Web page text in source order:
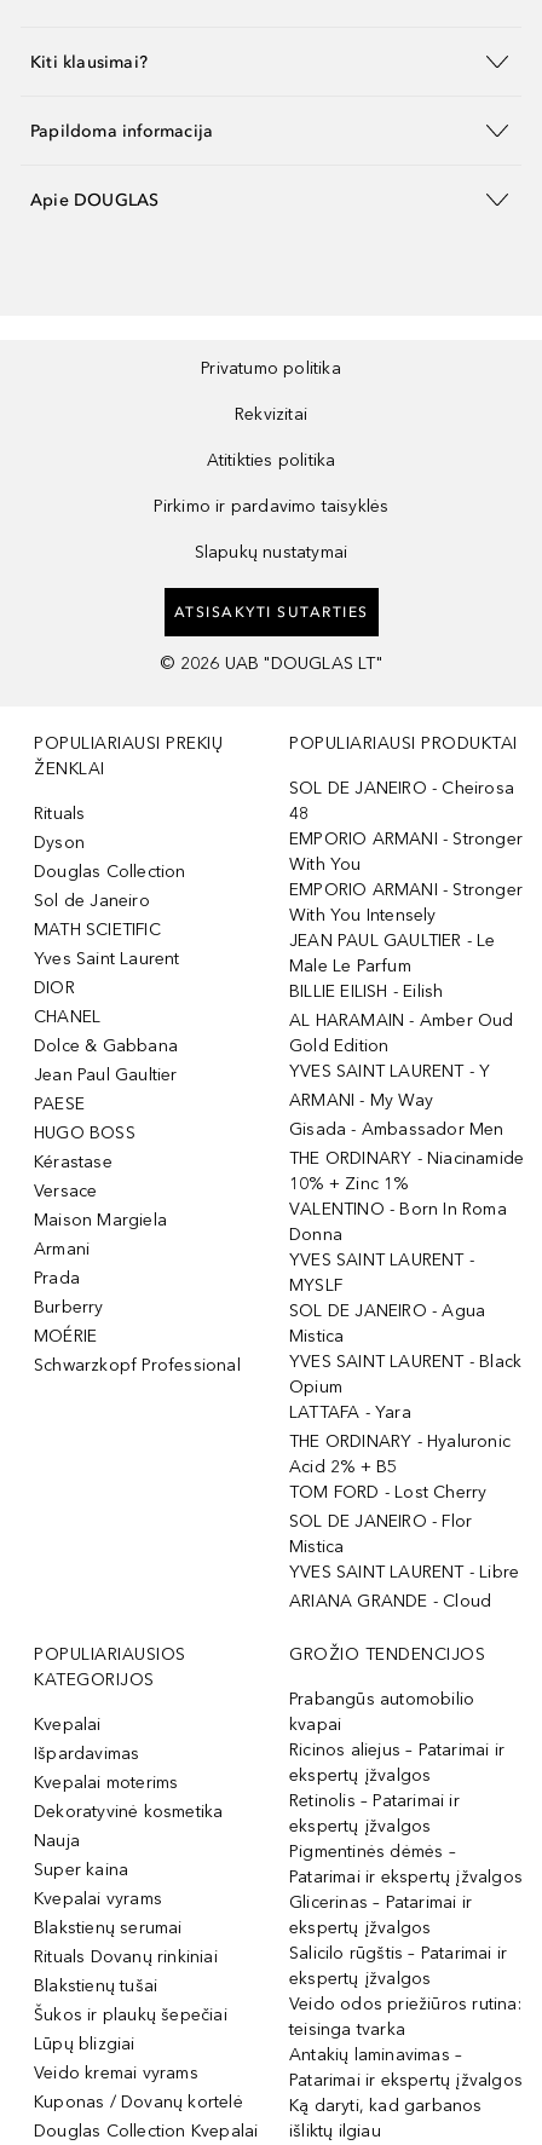
Kiti klausimai?
Papildoma informacija
Apie DOUGLAS
Privatumo politika
Rekvizitai
Atitikties politika
Pirkimo ir pardavimo taisyklės
Slapukų nustatymai
ATSISAKYTI SUTARTIES
© 2026 UAB "DOUGLAS LT"
POPULIARIAUSI PREKIŲ
ŽENKLAI
Rituals
Dyson
Douglas Collection
Sol de Janeiro
MATH SCIETIFIC
Yves Saint Laurent
DIOR
CHANEL
Dolce & Gabbana
Jean Paul Gaultier
PAESE
HUGO BOSS
Kérastase
Versace
Maison Margiela
Armani
Prada
Burberry
MOÉRIE
Schwarzkopf Professional
POPULIARIAUSI PRODUKTAI
SOL DE JANEIRO - Cheirosa
48
EMPORIO ARMANI - Stronger
With You
EMPORIO ARMANI - Stronger
With You Intensely
JEAN PAUL GAULTIER - Le
Male Le Parfum
BILLIE EILISH - Eilish
AL HARAMAIN - Amber Oud
Gold Edition
YVES SAINT LAURENT - Y
ARMANI - My Way
Gisada - Ambassador Men
THE ORDINARY - Niacinamide
10% + Zinc 1%
VALENTINO - Born In Roma
Donna
YVES SAINT LAURENT -
MYSLF
SOL DE JANEIRO - Agua
Mistica
YVES SAINT LAURENT - Black
Opium
LATTAFA - Yara
THE ORDINARY - Hyaluronic
Acid 2% + B5
TOM FORD - Lost Cherry
SOL DE JANEIRO - Flor
Mistica
YVES SAINT LAURENT - Libre
ARIANA GRANDE - Cloud
POPULIARIAUSIOS
KATEGORIJOS
Kvepalai
Išpardavimas
Kvepalai moterims
Dekoratyvinė kosmetika
Nauja
Super kaina
Kvepalai vyrams
Blakstienų serumai
Rituals Dovanų rinkiniai
Blakstienų tušai
Šukos ir plaukų šepečiai
Lūpų blizgiai
Veido kremai vyrams
Kuponas / Dovanų kortelė
Douglas Collection Kvepalai
GROŽIO TENDENCIJOS
Prabangūs automobilio
kvapai
Ricinos aliejus – Patarimai ir
ekspertų įžvalgos
Retinolis – Patarimai ir
ekspertų įžvalgos
Pigmentinės dėmės –
Patarimai ir ekspertų įžvalgos
Glicerinas – Patarimai ir
ekspertų įžvalgos
Salicilo rūgštis – Patarimai ir
ekspertų įžvalgos
Veido odos priežiūros rutina:
teisinga tvarka
Antakių laminavimas –
Patarimai ir ekspertų įžvalgos
Ką daryti, kad garbanos
išliktų ilgiau